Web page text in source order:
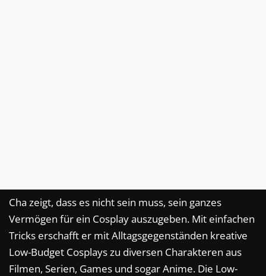
Cha zeigt, dass es nicht sein muss, sein ganzes
Vermögen für ein Cosplay auszugeben. Mit einfachen
Tricks erschafft er mit Alltagsgegenständen kreative
Low-Budget Cosplays zu diversen Charakteren aus
Filmen, Serien, Games und sogar Anime. Die Low-